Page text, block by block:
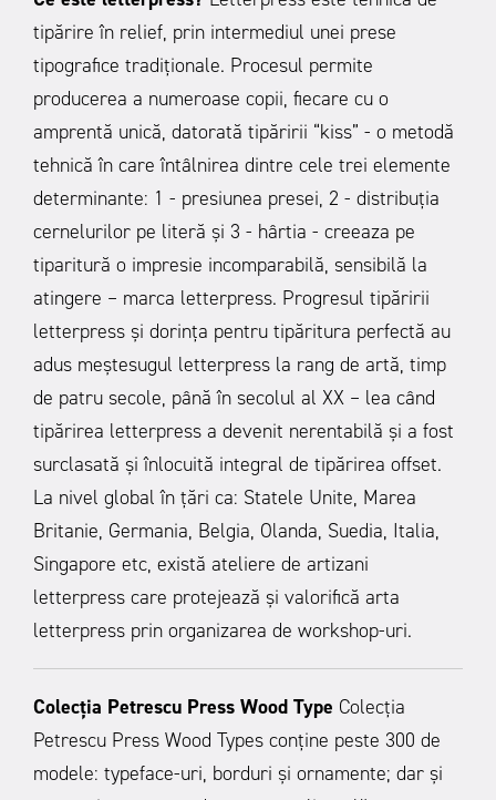
tipărire în relief, prin intermediul unei prese
tipografice tradiționale. Procesul permite
producerea a numeroase copii, fiecare cu o
amprentă unică, datorată tipăririi “kiss” - o metodă
tehnică în care întâlnirea dintre cele trei elemente
determinante: 1 - presiunea presei, 2 - distribuția
cernelurilor pe literă și 3 - hârtia - creeaza pe
tiparitură o impresie incomparabilă, sensibilă la
atingere – marca letterpress. Progresul tipăririi
letterpress și dorința pentru tipăritura perfectă au
adus meștesugul letterpress la rang de artă, timp
de patru secole, până în secolul al XX – lea când
tipărirea letterpress a devenit nerentabilă și a fost
surclasată și înlocuită integral de tipărirea offset.
La nivel global în țări ca: Statele Unite, Marea
Britanie, Germania, Belgia, Olanda, Suedia, Italia,
Singapore etc, există ateliere de artizani
letterpress care protejează și valorifică arta
letterpress prin organizarea de workshop-uri.
Colecția Petrescu Press Wood Type Colecția
Petrescu Press Wood Types conține peste 300 de
modele: typeface-uri, borduri și ornamente; dar și